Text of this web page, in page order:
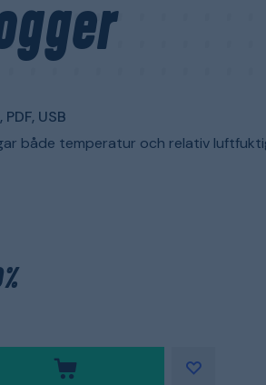
USB
både temperatur och relativ